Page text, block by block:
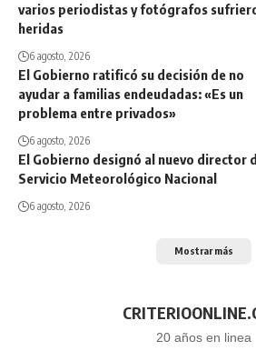
varios periodistas y fotógrafos
heridas
6 agosto, 2026
El Gobierno ratificó su decisión de no
ayudar a familias endeudadas: «Es un
problema entre privados»
6 agosto, 2026
El Gobierno designó al nuevo director
Servicio Meteorológico Nacional
6 agosto, 2026
Mostrar más
20 años en linea